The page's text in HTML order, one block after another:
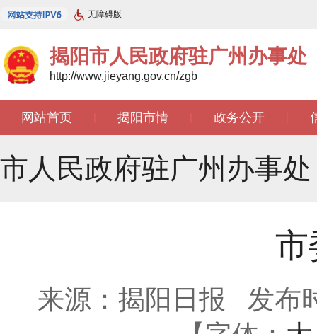
无障碍版
揭阳市人民政府驻广州办事处
http://www.jieyang.gov.cn/zgb
网站首页 揭阳市情 政务公开
文苑天地
市人民政府驻广州办事处
市
来源：揭阳日报
发布